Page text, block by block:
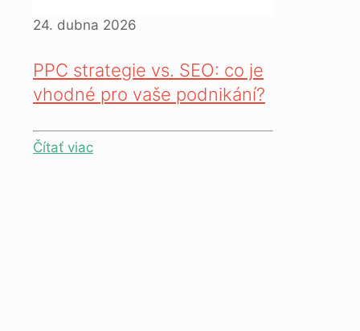
24. dubna 2026
PPC strategie vs. SEO: co je
vhodné pro vaše podnikání?
Čítať viac